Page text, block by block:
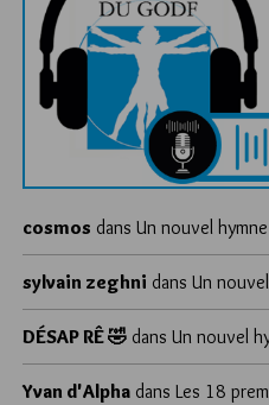
cosmos dans Un nouvel
sylvain zeghni dans Un
DÉSAP RÊ 🤣 dans Un nouvel
Yvan d'Alpha dans Les 18